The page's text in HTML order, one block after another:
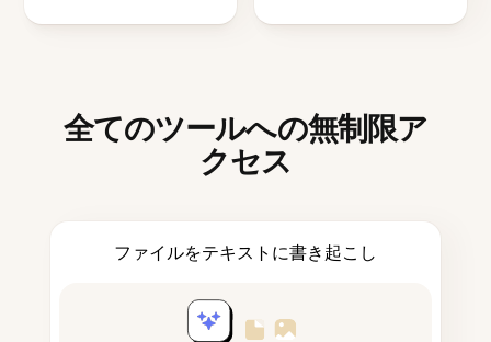
全てのツールへの無制限ア
クセス
ファイルをテキストに書き起こし